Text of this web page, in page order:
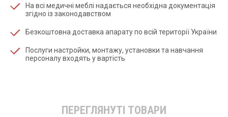
На всі медичні меблі надається необхідна документація
згідно із законодавством
Безкоштовна доставка апарату по всій території України
Послуги настройки, монтажу, установки та навчання
персоналу входять у вартість
ПЕРЕГЛЯНУТІ ТОВАРИ